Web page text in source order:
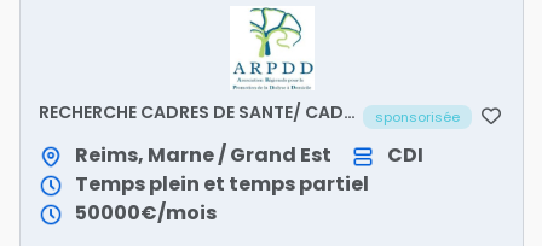
RECHERCHE CADRES DE SANTE/ CADRE
sponsorisée
Reims, Marne / Grand Est
CDI
Temps plein et temps partiel
50000€/mois